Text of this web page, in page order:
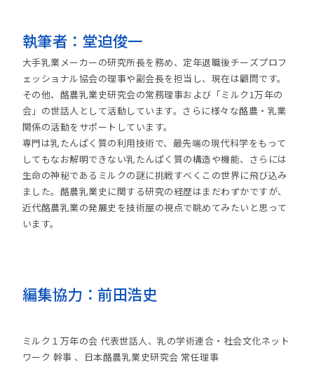
執筆者：堂迫俊一
大手乳業メーカーの研究所長を務め、定年退職後チーズプロフ
ェッショナル協会の理事や副会長を担当し、現在は顧問です。
その他、酪農乳業史研究会の常務理事および「ミルク1万年の
会」の世話人として活動しています。さらに様々な酪農・乳業
関係の活動をサポートしています。
専門は乳たんぱく質の利用技術で、最先端の現代科学をもって
してもなお解明できない乳たんぱく質の構造や機能、さらには
生命の神秘であるミルクの謎に挑戦すべくこの世界に飛び込み
ました。酪農乳業史に関する研究の経歴はまだわずかですが、
近代酪農乳業の発展史を技術屋の視点で眺めてみたいと思って
います。
編集協力：前田浩史
ミルク１万年の会 代表世話人、乳の学術連合・社会文化ネット
ワーク 幹事 、日本酪農乳業史研究会 常任理事